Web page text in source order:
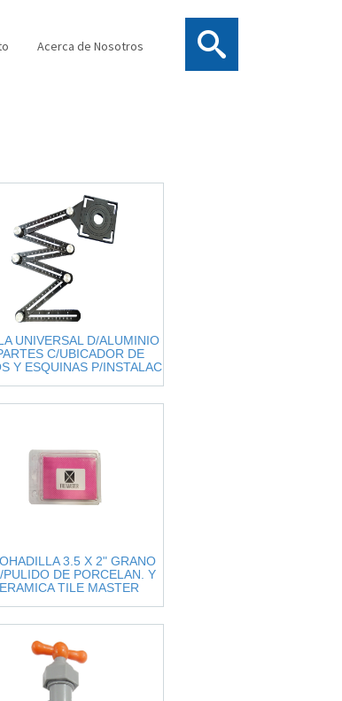
Acerca de Nosotros
UNIVERSAL D/ALUMINIO
C/UBICADOR DE
Y ESQUINAS P/INSTALAC
3.5 X 2" GRANO
PULIDO DE PORCELAN. Y
TILE MASTER